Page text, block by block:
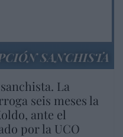
SANCHISTA
La
seis meses la
ante el
por la UCO